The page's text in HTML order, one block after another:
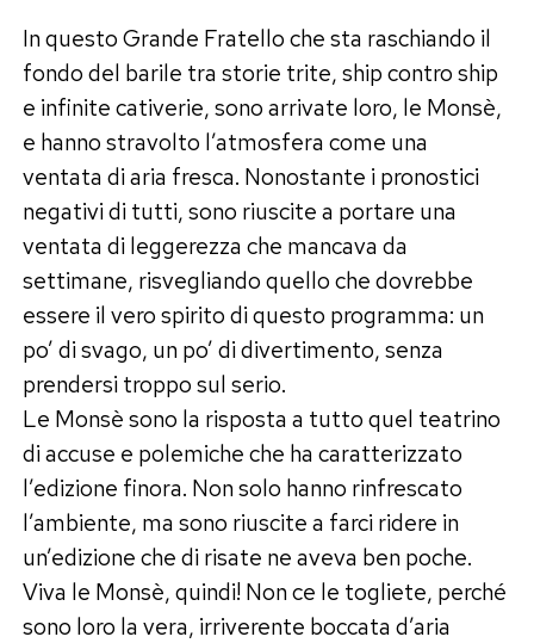
In questo Grande Fratello che sta raschiando il
fondo del barile tra storie trite, ship contro ship
e infinite cativerie, sono arrivate loro, le Monsè,
e hanno stravolto l’atmosfera come una
ventata di aria fresca. Nonostante i pronostici
negativi di tutti, sono riuscite a portare una
ventata di leggerezza che mancava da
settimane, risvegliando quello che dovrebbe
essere il vero spirito di questo programma: un
po’ di svago, un po’ di divertimento, senza
prendersi troppo sul serio.
Le Monsè sono la risposta a tutto quel teatrino
di accuse e polemiche che ha caratterizzato
l’edizione finora. Non solo hanno rinfrescato
l’ambiente, ma sono riuscite a farci ridere in
un’edizione che di risate ne aveva ben poche.
Viva le Monsè, quindi! Non ce le togliete, perché
sono loro la vera, irriverente boccata d’aria